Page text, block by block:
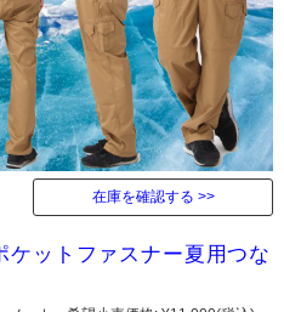
在庫を確認する
ットファスナー夏用つな